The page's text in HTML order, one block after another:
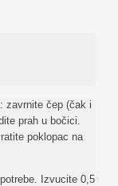
zavrnite čep (čak i
prah u bočici.
poklopac na
Izvucite 0,5